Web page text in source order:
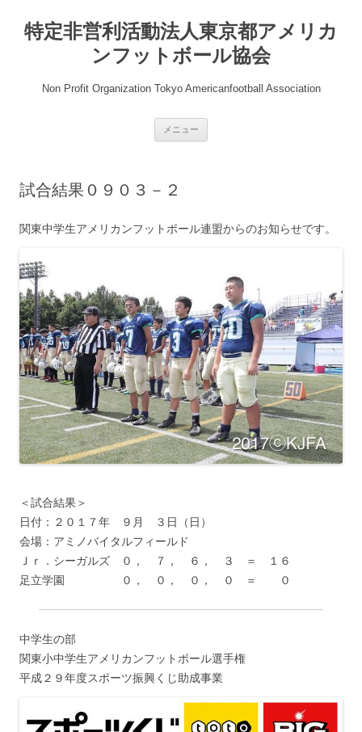
テ
ン
特定非営利活動法人東京都アメリカ
ンフットボール協会
Non Profit Organization Tokyo Americanfootball Association
メニュー
試合結果０９０３－２
関東中学生アメリカンフットボール連盟からのお知らせです。
＜試合結果＞
日付：２０１７年 ９月 ３日（日）
会場：アミノバイタルフィールド
Ｊｒ．シーガルズ ０， ７， ６， ３ ＝ １６
足立学園 ０， ０， ０， ０ ＝ ０
中学生の部
関東小中学生アメリカンフットボール選手権
平成２９年度スポーツ振興くじ助成事業